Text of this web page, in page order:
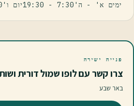
ימים א' - ה'7:30 - 19:30יום ו'9:00 - 13:00
פנייה ישירה
צרו קשר עם לופו שמול דורית
באר שבע